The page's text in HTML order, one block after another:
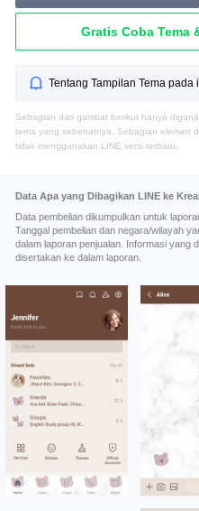
Gratis Coba Tema
Tentang Tampilan Tema pada
Sebagian dari gambar berikut hanya
tema yang sebenarnya. Sebagian elemen
tidak menggunakan LINE versi terbaru.
Data Apa yang Dibagikan LINE ke
Data pembelian dikumpulkan untuk
Tanggal pembelian dan negara/wilayah
dalam laporan penjualan. Informasi yang
disertakan ke dalam laporan.